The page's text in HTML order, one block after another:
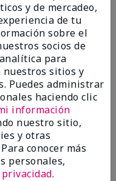
esta
y de mercadeo,
de tu
sobre el
socios de
para
nuestros sitios y
Puedes administrar
haciendo clic
información
nuestro sitio,
y otras
conocer más
personales,
.